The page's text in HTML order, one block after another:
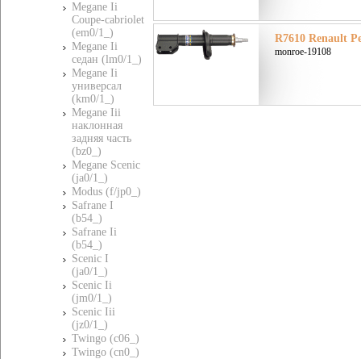
Megane Ii
Coupe-cabriolet
(em0/1_)
Megane Ii
седан (lm0/1_)
Megane Ii
универсал
(km0/1_)
Megane Iii
наклонная
задняя часть
(bz0_)
Megane Scenic
(ja0/1_)
Modus (f/jp0_)
Safrane I
(b54_)
Safrane Ii
(b54_)
Scenic I
(ja0/1_)
Scenic Ii
(jm0/1_)
Scenic Iii
(jz0/1_)
Twingo (c06_)
Twingo (cn0_)
R7610 Renault
monroe-19108